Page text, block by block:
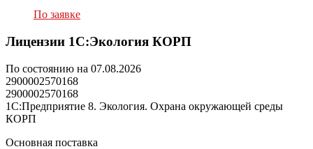
По заявке
Лицензии 1С:Экология КОРП
По состоянию на 07.08.2026
2900002570168
2900002570168
1С:Предприятие 8. Экология. Охрана окружающей среды
КОРП
Основная поставка